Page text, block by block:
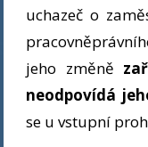
uchazeč o
jeho změně
neodpovídá
se u vstupní